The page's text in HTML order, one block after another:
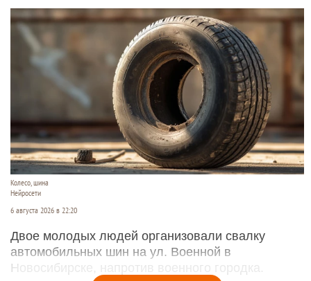
Колесо, шина
Нейросети
6 августа 2026 в 22:20
Двое молодых людей организовали свалку
автомобильных шин на ул. Военной в
Новосибирске, напротив военного городка.